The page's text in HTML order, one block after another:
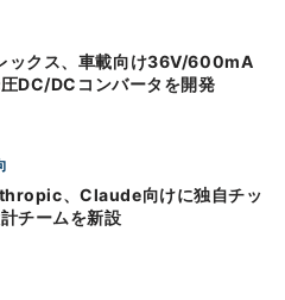
DC/DCコンバータを開発
チームを新設